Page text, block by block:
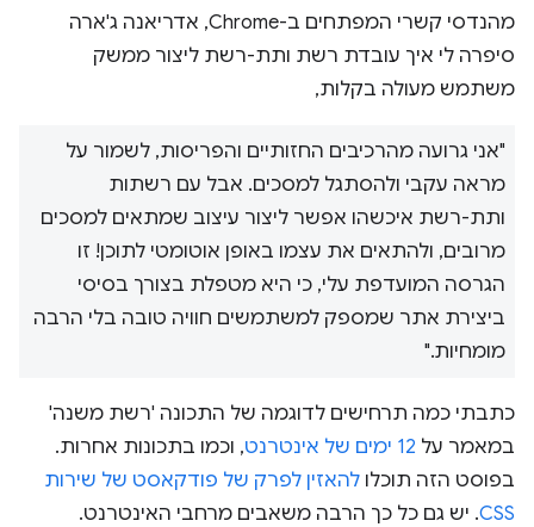
מהנדסי קשרי המפתחים ב-Chrome, אדריאנה ג'ארה
סיפרה לי איך עובדת רשת ותת-רשת ליצור ממשק
משתמש מעולה בקלות,
"אני גרועה מהרכיבים החזותיים והפריסות, לשמור על
מראה עקבי ולהסתגל למסכים. אבל עם רשתות
ותת-רשת איכשהו אפשר ליצור עיצוב שמתאים למסכים
מרובים, ולהתאים את עצמו באופן אוטומטי לתוכן! זו
הגרסה המועדפת עלי, כי היא מטפלת בצורך בסיסי
ביצירת אתר שמספק למשתמשים חוויה טובה בלי הרבה
מומחיות."
כתבתי כמה תרחישים לדוגמה של התכונה 'רשת משנה'
במאמר על 12 ימים של אינטרנט
, וכמו בתכונות אחרות.
בפוסט הזה תוכלו להאזין לפרק של פודקאסט של שירות
CSS. יש גם כל כך הרבה משאבים מרחבי האינטרנט.